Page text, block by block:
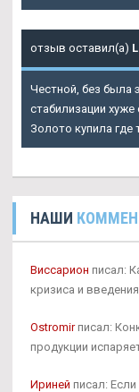
отзыв оставил(а)
Честной, без была
стабилизации
Золото купила где
НАШИ
Виссарион писал:
кризиса и
Ostromirписал:
продукции
Ириней писал: